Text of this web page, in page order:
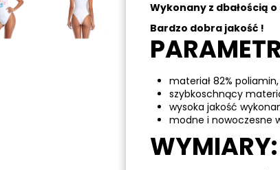
Wykonany z dbałością o
Bardzo dobra jakość !
materiał 82% poliamin,
szybkoschnący
wysoka jakość
modne i nowoczesne
WYMIARY: